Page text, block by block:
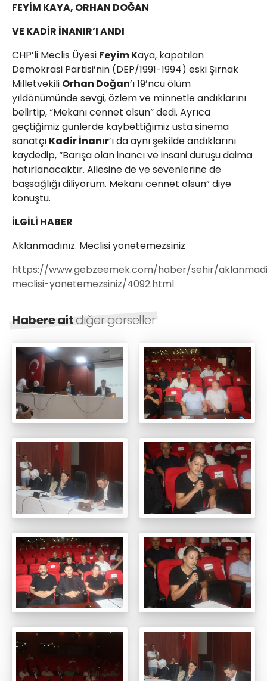
FEYİM KAYA, ORHAN DOĞAN
VE KADİR İNANIR’I ANDI
CHP’li Meclis Üyesi Feyim Kaya, kapatılan
Demokrasi Partisi’nin (DEP/1991-1994) eski Şırnak
Milletvekili Orhan Doğan’ı 19’ncu ölüm
yıldönümünde sevgi, özlem ve minnetle andıklarını
belirtip, “Mekanı cennet olsun” dedi. Ayrıca
geçtiğimiz günlerde kaybettiğimiz usta sinema
sanatçı Kadir İnanır’ı da aynı şekilde andıklarını
kaydedip, “Barışa olan inancı ve insani duruşu daima
hatırlanacaktır. Ailesine de ve sevenlerine de
başsağlığı diliyorum. Mekanı cennet olsun” diye
konuştu.
İLGİLİ HABER
Aklanmadınız. Meclisi yönetemezsiniz
https://www.gebzeemek.com/haber/sehir/
meclisi-yonetemezsiniz/4092.html
Habere aitdiğer görseller